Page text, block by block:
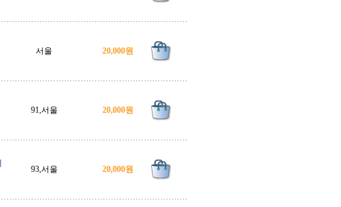
서울 20,000원
91,서울 20,000원
93,서울 20,000원